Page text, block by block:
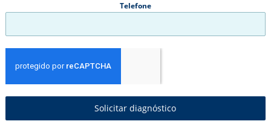
Telefone
Solicitar diagnóstico